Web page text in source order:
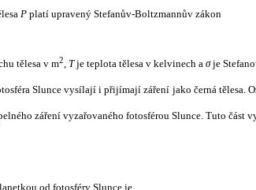
P platí upravený Stefanův-Boltzmannův zákon
tělesa v m2, Tje teplota tělesa v kelvinech a σje
Slunce vysílají i přijímají záření jako černá tělesa.
záření vyzařovaného fotosférou Slunce. Tuto
od fotosféry Slunce je